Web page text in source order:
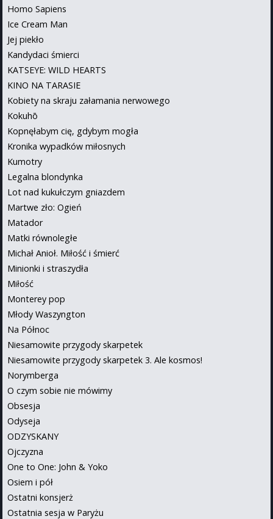
Homo Sapiens
Ice Cream Man
Jej piekło
Kandydaci śmierci
KATSEYE: WILD HEARTS
KINO NA TARASIE
Kobiety na skraju załamania nerwowego
Kokuhō
Kopnęłabym cię, gdybym mogła
Kronika wypadków miłosnych
Kumotry
Legalna blondynka
Lot nad kukułczym gniazdem
Martwe zło: Ogień
Matador
Matki równoległe
Michał Anioł. Miłość i śmierć
Minionki i straszydła
Miłość
Monterey pop
Młody Waszyngton
Na Północ
Niesamowite przygody skarpetek
Niesamowite przygody skarpetek 3. Ale kosmos!
Norymberga
O czym sobie nie mówimy
Obsesja
Odyseja
ODZYSKANY
Ojczyzna
One to One: John & Yoko
Osiem i pół
Ostatni konsjerż
Ostatnia sesja w Paryżu